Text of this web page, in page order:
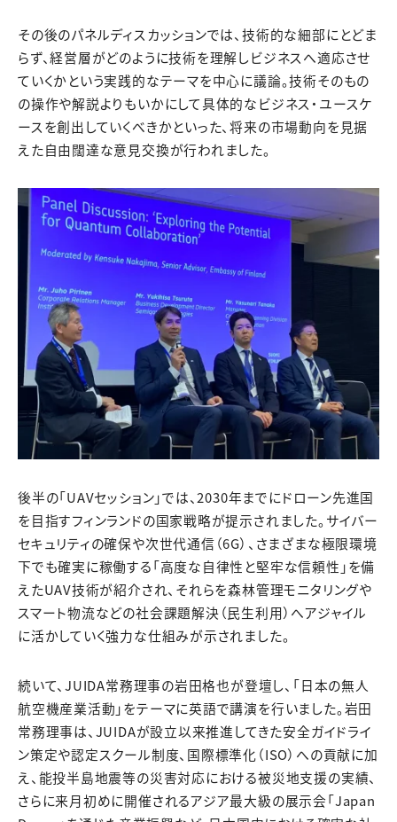
その後のパネルディスカッションでは、技術的な細部にとどま
らず、経営層がどのように技術を理解しビジネスへ適応させ
ていくかという実践的なテーマを中心に議論。技術そのもの
の操作や解説よりもいかにして具体的なビジネス・ユースケ
ースを創出していくべきかといった、将来の市場動向を見据
えた自由闊達な意見交換が行われました。
後半の「UAVセッション」では、2030年までにドローン先進国
を目指すフィンランドの国家戦略が提示されました。サイバー
セキュリティの確保や次世代通信（6G）、さまざまな極限環境
下でも確実に稼働する「高度な自律性と堅牢な信頼性」を備
えたUAV技術が紹介され、それらを森林管理モニタリングや
スマート物流などの社会課題解決（民生利用）へアジャイル
に活かしていく強力な仕組みが示されました。
続いて、JUIDA常務理事の岩田格也が登壇し、「日本の無人
航空機産業活動」をテーマに英語で講演を行いました。岩田
常務理事は、JUIDAが設立以来推進してきた安全ガイドライ
ン策定や認定スクール制度、国際標準化（ISO）への貢献に加
え、能投半島地震等の災害対応における被災地支援の実績、
さらに来月初めに開催されるアジア最大級の展示会「Japan